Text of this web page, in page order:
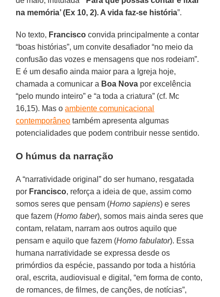
na memória’ (Ex 10, 2). A vida faz-se história”.
No texto, Francisco convida principalmente a contar
“boas histórias”, um convite desafiador “no meio da
confusão das vozes e mensagens que nos rodeiam”.
E é um desafio ainda maior para a Igreja hoje,
chamada a comunicar a Boa Nova por excelência
“pelo mundo inteiro” e “a toda a criatura” (cf. Mc
16,15). Mas oambiente comunicacional
contemporâneo também apresenta algumas
potencialidades que podem contribuir nesse sentido.
O húmus da narração
A “narratividade original” do ser humano, resgatada
por Francisco, reforça a ideia de que, assim como
somos seres que pensam (Homo sapiens) e seres
que fazem (Homo faber), somos mais ainda seres que
contam, relatam, narram aos outros aquilo que
pensam e aquilo que fazem (Homo fabulator). Essa
humana narratividade se expressa desde os
primórdios da espécie, passando por toda a história
oral, escrita, audiovisual e digital, “em forma de conto,
de romances, de filmes, de canções, de notícias”,